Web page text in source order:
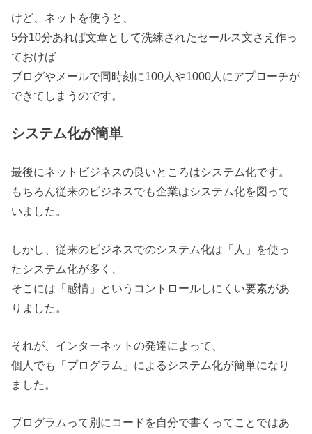
けど、ネットを使うと、
5分10分あれば文章として洗練されたセールス文さえ作っ
ておけば
ブログやメールで同時刻に100人や1000人にアプローチが
できてしまうのです。
システム化が簡単
最後にネットビジネスの良いところはシステム化です。
もちろん従来のビジネスでも企業はシステム化を図って
いました。
しかし、従来のビジネスでのシステム化は「人」を使っ
たシステム化が多く、
そこには「感情」というコントロールしにくい要素があ
りました。
それが、インターネットの発達によって、
個人でも「プログラム」によるシステム化が簡単になり
ました。
プログラムって別にコードを自分で書くってことではあ